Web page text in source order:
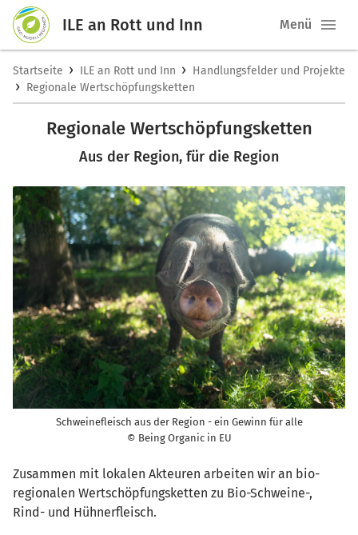
ILE an Rott und Inn Menü
Startseite › ILE an Rott und Inn › Handlungsfelder und Projekte
› Regionale Wertschöpfungsketten
Regionale Wertschöpfungsketten
Aus der Region, für die Region
Schweinefleisch aus der Region - ein Gewinn für alle
© Being Organic in EU
Zusammen mit lokalen Akteuren arbeiten wir an bio-
regionalen Wertschöpfungsketten zu Bio-Schweine-,
Rind- und Hühnerfleisch.